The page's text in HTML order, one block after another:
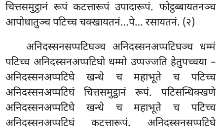
चित्तसमुट्ठानं रूपं कटत्तारूपं उपादारूपं. फोट्ठब्बायतनञ्च
आपोधातुञ्च पटिच्च चक्खायतनं…पे… रसायतनं. (२)
अनिदस्सनसप्पटिघञ्च अनिदस्सनअप्पटिघञ्च धम्मं
पटिच्च अनिदस्सनअप्पटिघो धम्मो उप्पज्जति हेतुपच्चया –
अनिदस्सनअप्पटिघे खन्धे च महाभूते च पटिच्च
अनिदस्सनअप्पटिघं चित्तसमुट्ठानं रूपं. पटिसन्धिक्खणे
अनिदस्सनअप्पटिघे खन्धे च महाभूते च पटिच्च
अनिदस्सनअप्पटिघं कटत्तारूपं. अनिदस्सनसप्पटिघे